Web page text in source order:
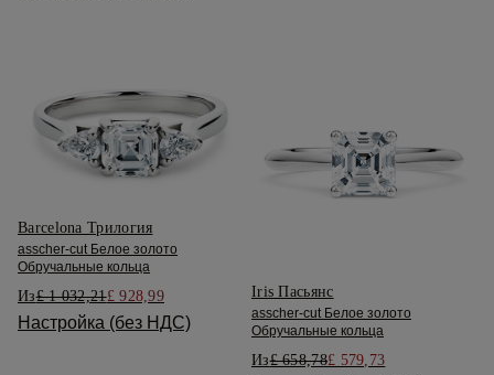
Barcelona Трилогия
asscher-cut Белое золото
Обручальные кольца
Из£ 1 032,21£ 928,99
Настройка (без НДС)
Iris Пасьянс
asscher-cut Белое золото
Обручальные кольца
Из£ 658,78£ 579,73